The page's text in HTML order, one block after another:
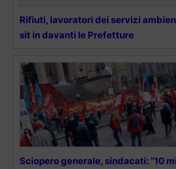
Rifiuti, lavoratori dei servizi
sit in davanti le Prefetture
Sciopero generale, sindacati: “10